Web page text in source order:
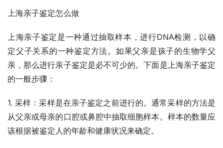
上海亲子鉴定怎么做
上海亲子鉴定是一种通过抽取样本，进行DNA检测，以确
定父子关系的一种鉴定方法。如果父亲是孩子的生物学父
亲，那么进行亲子鉴定是必不可少的。下面是上海亲子鉴定
的一般步骤：
1. 采样：采样是在亲子鉴定之前进行的。通常采样的方法是
从父亲或母亲的口腔或鼻腔中抽取细胞样本。样本的数量应
该根据被鉴定人的年龄和健康状况来确定。